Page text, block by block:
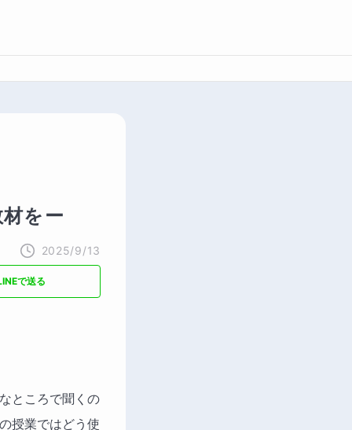
をー
2025/9/13
で送る
ところで聞くの
授業ではどう使